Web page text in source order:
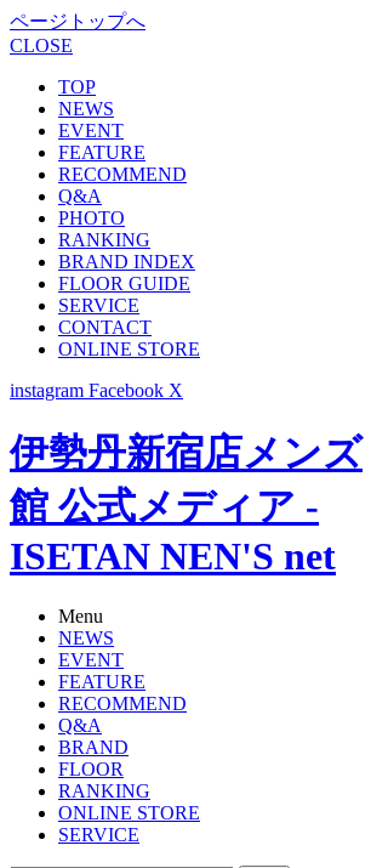
ページトップへ
CLOSE
TOP
NEWS
EVENT
FEATURE
RECOMMEND
Q&A
PHOTO
RANKING
BRAND INDEX
FLOOR GUIDE
SERVICE
CONTACT
ONLINE STORE
instagram Facebook X
伊勢丹新宿店メンズ
館 公式メディア -
ISETAN NEN'S net
Menu
NEWS
EVENT
FEATURE
RECOMMEND
Q&A
BRAND
FLOOR
RANKING
ONLINE STORE
SERVICE